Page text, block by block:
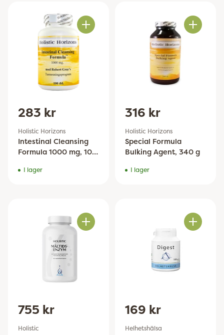
Antal
283 kr
Holistic Horizons
Intestinal Cleansing
Formula 1000 mg, 100
I lager
Antal
316 kr
Holistic Horizons
Special Formula
Bulking Agent, 340 g
I lager
Antal
755 kr
Holistic
Antal
169 kr
Helhetshälsa